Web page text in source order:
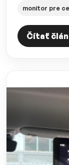
monitor pre
Čítať